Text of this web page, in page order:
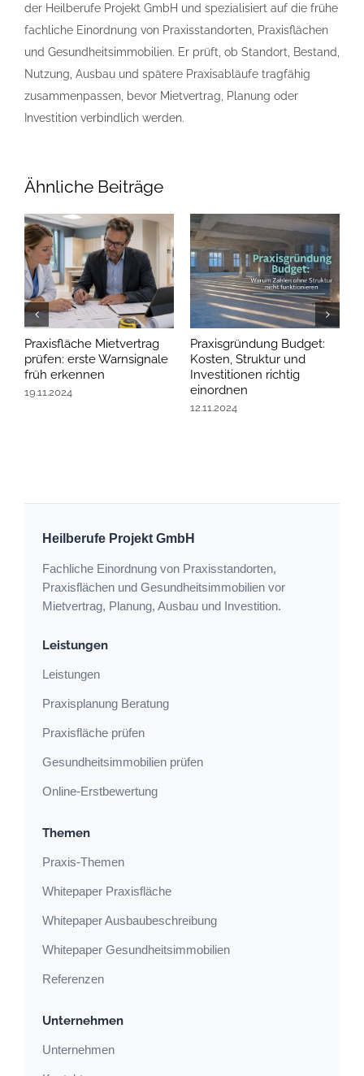
der Heilberufe Projekt GmbH und spezialisiert auf die frühe
fachliche Einordnung von Praxisstandorten, Praxisflächen
und Gesundheitsimmobilien. Er prüft, ob Standort, Bestand,
Nutzung, Ausbau und spätere Praxisabläufe tragfähig
zusammenpassen, bevor Mietvertrag, Planung oder
Investition verbindlich werden.
Ähnliche Beiträge
Praxisfläche Mietvertrag
prüfen: erste Warnsignale
früh erkennen
19.11.2024
Praxisgründung Budget:
Kosten, Struktur und
Investitionen richtig
einordnen
12.11.2024
Heilberufe Projekt GmbH
Fachliche Einordnung von Praxisstandorten,
Praxisflächen und Gesundheitsimmobilien vor
Mietvertrag, Planung, Ausbau und Investition.
Leistungen
Leistungen
Praxisplanung Beratung
Praxisfläche prüfen
Gesundheitsimmobilien prüfen
Online-Erstbewertung
Themen
Praxis-Themen
Whitepaper Praxisfläche
Whitepaper Ausbaubeschreibung
Whitepaper Gesundheitsimmobilien
Referenzen
Unternehmen
Unternehmen